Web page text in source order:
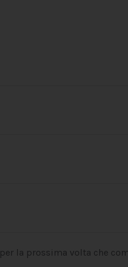
la prossima volta che